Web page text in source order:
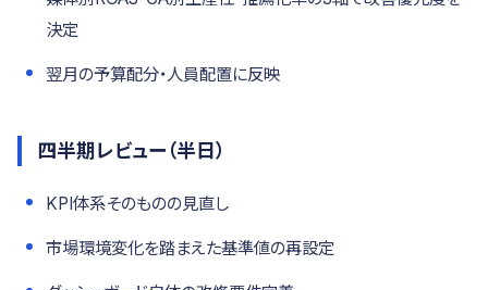
決定
翌月の予算配分・人員配置に反映
四半期レビュー（半日）
KPI体系そのものの見直し
市場環境変化を踏まえた基準値の再設定